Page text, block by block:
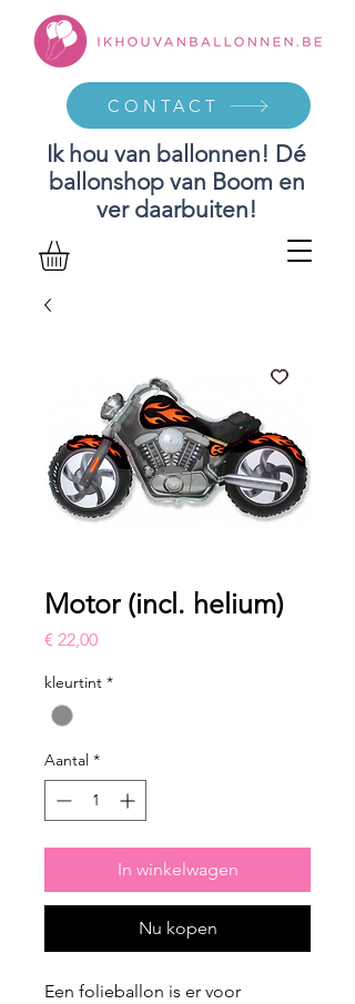
Ik hou van ballonnen! Dé
ballonshop van Boom en
ver daarbuiten!
CONTACT
Motor (incl. helium)
€ 22,00Prijs
kleurtint *
Aantal *
In winkelwagen
Nu kopen
Een folieballon is er voor